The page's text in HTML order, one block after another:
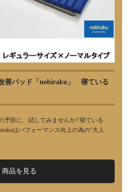
善パッド「nobiraku」 寝ている
予防に、試してみませんか? 寝ている
はパフォーマンス向上の為の“大人
商品を見る